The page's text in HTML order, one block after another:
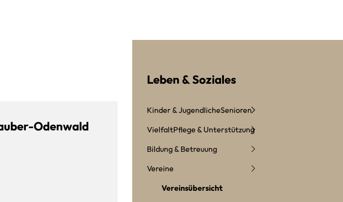
Odenwald
Leben & Soziales
Kinder & JugendlicheSenioren
VielfaltPflege & Unterstützung
Bildung & Betreuung
Vereine
Vereinsübersicht